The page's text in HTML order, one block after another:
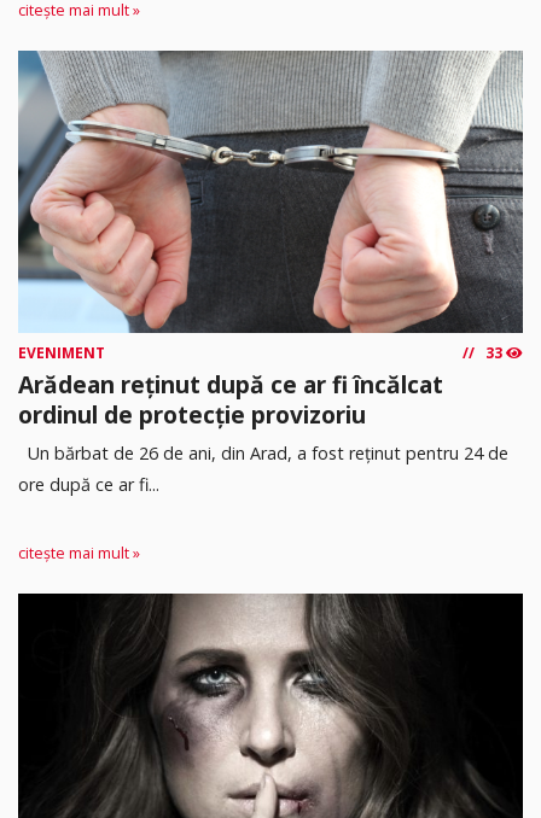
citește mai mult »
EVENIMENT 33
Arădean reținut după ce ar fi încălcat
ordinul de protecție provizoriu
Un bărbat de 26 de ani, din Arad, a fost reținut pentru 24 de
ore după ce ar fi...
citește mai mult »